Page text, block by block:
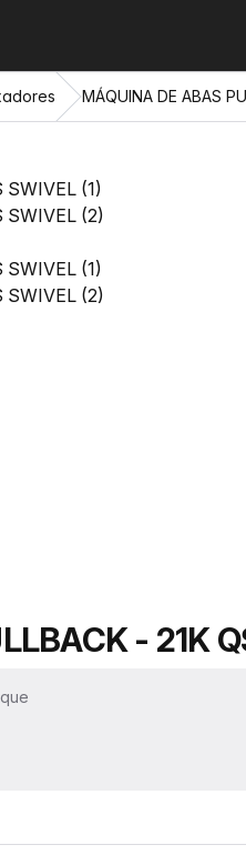
MÁQUINA DE ABAS
- 21K